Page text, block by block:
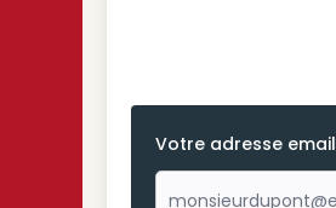
Votre adresse email